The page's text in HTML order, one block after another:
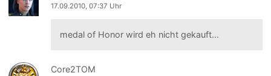
17.09.2010, 07:37 Uhr
medal of Honor wird eh nicht gekauft...
Core2TOM